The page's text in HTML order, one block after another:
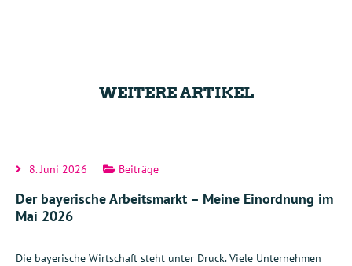
WEITERE ARTIKEL
8. Juni 2026 Beiträge
Der bayerische Arbeitsmarkt – Meine Einordnung im
Mai 2026
Die bayerische Wirtschaft steht unter Druck. Viele Unternehmen